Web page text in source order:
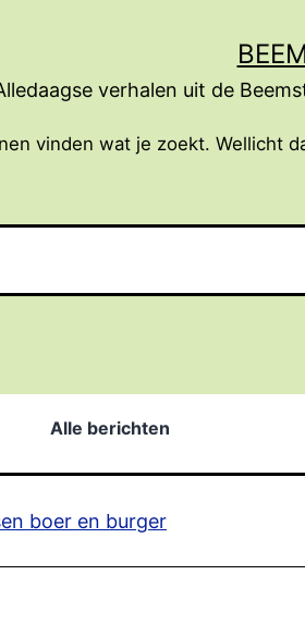
verhalen uit de
vinden wat je zoekt. Wellicht
Alle berichten
boer en burger